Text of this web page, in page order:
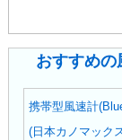
おすすめの
携帯型風速計
(日本カノマック